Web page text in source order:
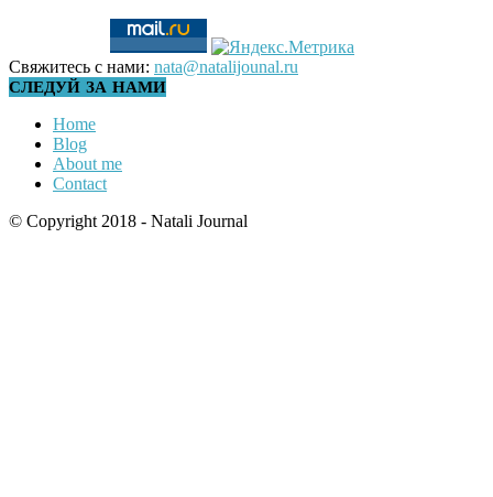
Свяжитесь с нами: nata@natalijounal.ru
СЛЕДУЙ ЗА НАМИ
Home
Blog
About me
Contact
© Copyright 2018 - Natali Journal